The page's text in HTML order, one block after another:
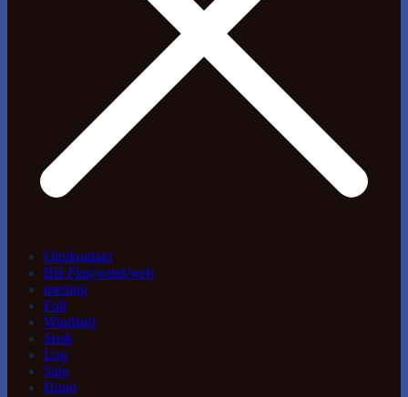
Om/kontakt
Blå Flag/wind/web
træning
Foil
Windsurf
Snak
Log
Salg
Hund